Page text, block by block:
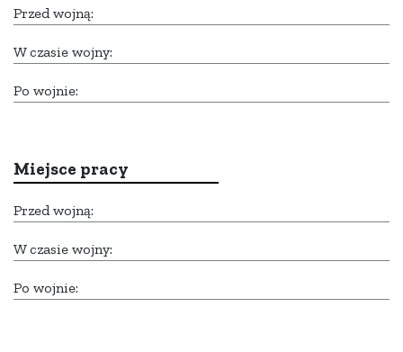
Przed wojną:
W czasie wojny:
Po wojnie:
Miejsce pracy
Przed wojną:
W czasie wojny:
Po wojnie: